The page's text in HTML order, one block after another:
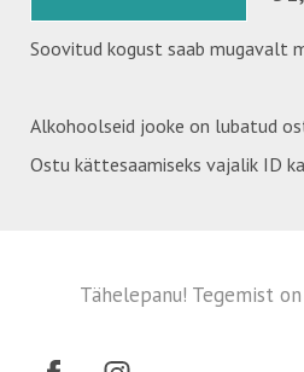
Soovitud kogust saab mugavalt
Alkohoolseid jooke on lubatud
Ostu kättesaamiseks vajalik ID
Tähelepanu! Tegemist